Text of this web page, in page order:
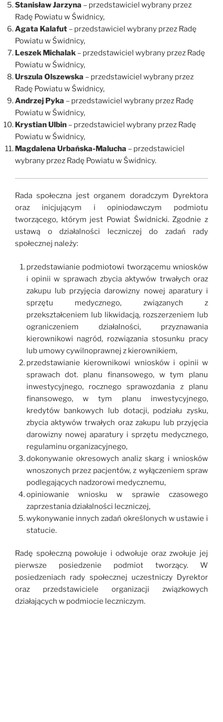
Stanisław Jarzyna – przedstawiciel wybrany przez
Radę Powiatu w Świdnicy,
Agata Kalafut – przedstawiciel wybrany przez Radę
Powiatu w Świdnicy,
Leszek Michalak – przedstawiciel wybrany przez Radę
Powiatu w Świdnicy,
Urszula Olszewska – przedstawiciel wybrany przez
Radę Powiatu w Świdnicy,
Andrzej Pyka – przedstawiciel wybrany przez Radę
Powiatu w Świdnicy,
Krystian Ulbin – przedstawiciel wybrany przez Radę
Powiatu w Świdnicy,
Magdalena Urbańska-Malucha – przedstawiciel
wybrany przez Radę Powiatu w Świdnicy.
Rada społeczna jest organem doradczym Dyrektora
oraz inicjującym i opiniodawczym podmiotu
tworzącego, którym jest Powiat Świdnicki. Zgodnie z
ustawą o działalności leczniczej do zadań rady
społecznej należy:
przedstawianie podmiotowi tworzącemu wniosków
i opinii w sprawach zbycia aktywów trwałych oraz
zakupu lub przyjęcia darowizny nowej aparatury i
sprzętu medycznego, związanych z
przekształceniem lub likwidacją, rozszerzeniem lub
ograniczeniem działalności, przyznawania
kierownikowi nagród, rozwiązania stosunku pracy
lub umowy cywilnoprawnej z kierownikiem,
przedstawianie kierownikowi wniosków i opinii w
sprawach dot. planu finansowego, w tym planu
inwestycyjnego, rocznego sprawozdania z planu
finansowego, w tym planu inwestycyjnego,
kredytów bankowych lub dotacji, podziału zysku,
zbycia aktywów trwałych oraz zakupu lub przyjęcia
darowizny nowej aparatury i sprzętu medycznego,
regulaminu organizacyjnego,
dokonywanie okresowych analiz skarg i wniosków
wnoszonych przez pacjentów, z wyłączeniem spraw
podlegających nadzorowi medycznemu,
opiniowanie wniosku w sprawie czasowego
zaprzestania działalności leczniczej,
wykonywanie innych zadań określonych w ustawie i
statucie.
Radę społeczną powołuje i odwołuje oraz zwołuje jej
pierwsze posiedzenie podmiot tworzący. W
posiedzeniach rady społecznej uczestniczy Dyrektor
oraz przedstawiciele organizacji związkowych
działających w podmiocie leczniczym.